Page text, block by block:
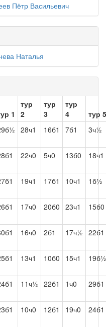
Пётр Васильевич
Наталья
1
тур
2
тур
3
тур
4
тур 5
28ч1 16б1 7б1 3ч½
22ч0 5ч0 13б0 18ч1
19ч1 17б1 10ч1 1б½
17ч0 20б0 23ч1 15б0
16ч0 2б1 17ч½ 22б1
13ч1 10б0 15ч1 19б½
11ч½ 22б1 1ч0 29б1
10ч0 12б1 19ч0 24б1